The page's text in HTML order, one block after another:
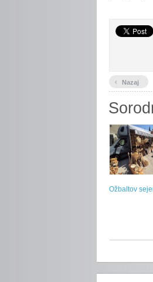
‹ Nazaj
Ožbaltov